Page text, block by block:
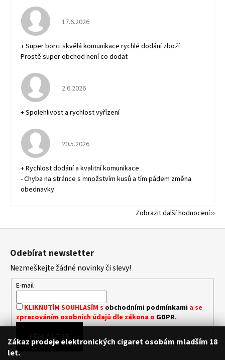
Zákaz prodeje elektronických cigaret osobám mladším 18
let.
Hodnocení obchodu je 5 z 5 hvězdiček.
17.6.2026
+ Super borci skvělá komunikace rychlé dodání zboží
Prostě super obchod není co dodat
Hodnocení obchodu je 5 z 5 hvězdiček.
2.6.2026
+ Spolehlivost a rychlost vyřízení
Hodnocení obchodu je 5 z 5 hvězdiček.
20.5.2026
+ Rychlost dodání a kvalitní komunikace
- Chyba na stránce s množstvím kusů a tím pádem změna
obednavky
Zobrazit další hodnocení
Z
Odebírat newsletter
Nezmeškejte žádné novinky či slevy!
E-mail
KLIKNUTÍM SOUHLASÍM s obchodními podmínkamia se
zpracováním osobních údajů dle zákona o GDPR.
PŘIHLÁSIT SE